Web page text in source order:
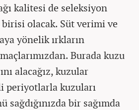
kalitesi de seleksiyon
olacak. Süt verimi ve
yönelik ırkların
Burada kuzu
alacağız, kuzular
periyotlarla kuzuları
sağdığınızda bir sağımda